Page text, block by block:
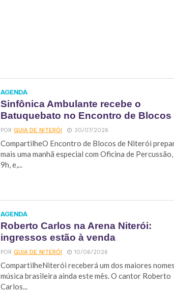
AGENDA
Sinfônica Ambulante recebe o
Batuquebato no Encontro de Blocos
PORGUIA DE NITERÓI 30/07/2026
CompartilheO Encontro de Blocos de Niterói
mais uma manhã especial com Oficina de Percussão,
9h, e,...
AGENDA
Roberto Carlos na Arena Niterói:
ingressos estão à venda
PORGUIA DE NITERÓI 10/06/2026
CompartilheNiterói receberá um dos maiores
música brasileira ainda este mês. O cantor Roberto
Carlos...